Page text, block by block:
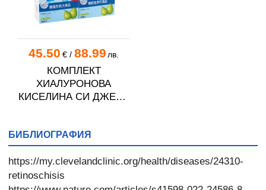
45.50 €/ 88.99 лв.
КОМПЛЕКТ
ХИАЛУРОНОВА
КИСЕЛИНА СИ ДЖЕЛИ
БИБЛИОГРАФИЯ
https://my.clevelandclinic.org/health/diseases/24310-
retinoschisis